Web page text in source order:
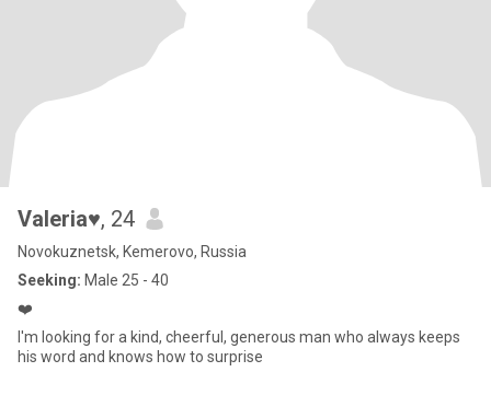
Valeria♥️, 24
Novokuznetsk, Kemerovo, Russia
Seeking: Male 25 - 40
❤️
I'm looking for a kind, cheerful, generous man who always keeps
his word and knows how to surprise